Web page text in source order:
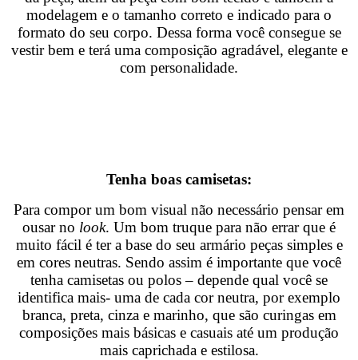
modelagem e o tamanho correto e indicado para o
formato do seu corpo. Dessa forma você consegue se
vestir bem e terá uma composição agradável, elegante e
com personalidade.
Tenha boas camisetas:
Para compor um bom visual não necessário pensar em
ousar no look. Um bom truque para não errar que é
muito fácil é ter a base do seu armário peças simples e
em cores neutras. Sendo assim é importante que você
tenha camisetas ou polos – depende qual você se
identifica mais- uma de cada cor neutra, por exemplo
branca, preta, cinza e marinho, que são curingas em
composições mais básicas e casuais até um produção
mais caprichada e estilosa.